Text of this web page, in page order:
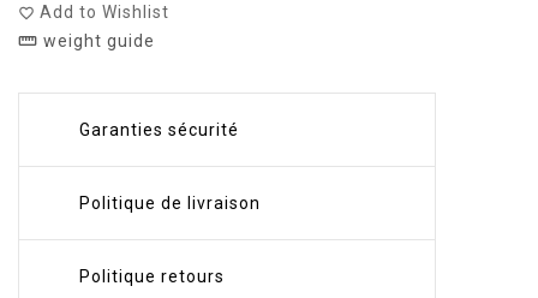
favorite_border Add to Wishlist
straighten weight guide
Garanties sécurité
Politique de livraison
Politique retours